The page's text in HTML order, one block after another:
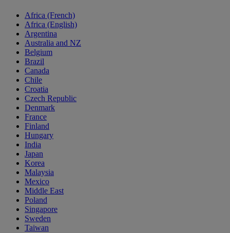
Africa (French)
Africa (English)
Argentina
Australia and NZ
Belgium
Brazil
Canada
Chile
Croatia
Czech Republic
Denmark
France
Finland
Hungary
India
Japan
Korea
Malaysia
Mexico
Middle East
Poland
Singapore
Sweden
Taiwan